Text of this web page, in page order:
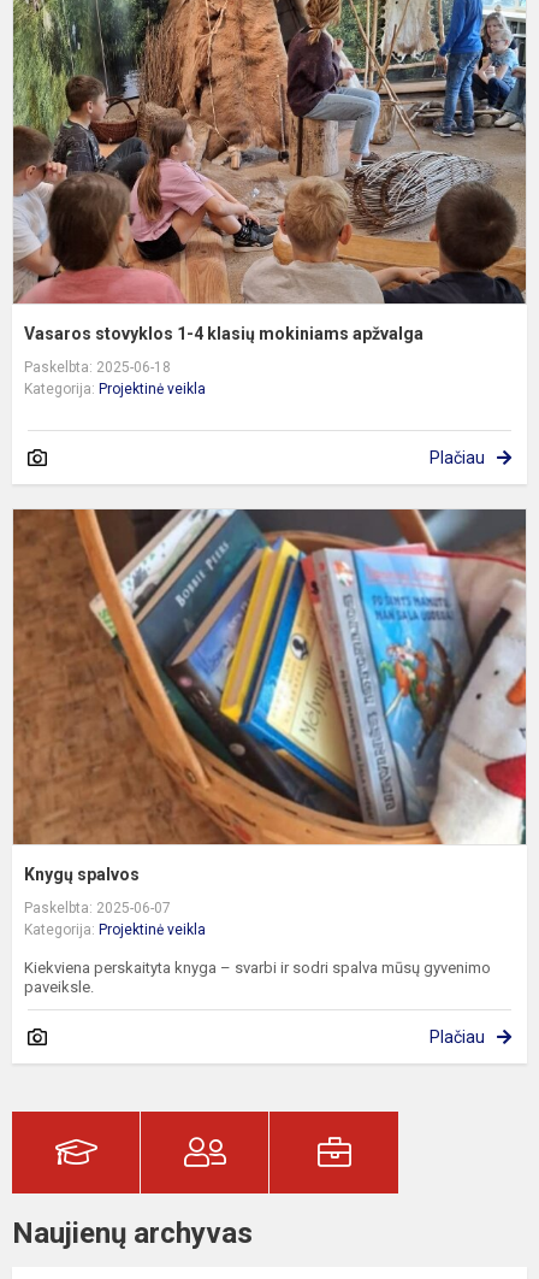
Vasaros stovyklos 1-4 klasių mokiniams apžvalga
Paskelbta: 2025-06-18
Kategorija: Projektinė veikla
Plačiau
Knygų spalvos
Paskelbta: 2025-06-07
Kategorija: Projektinė veikla
Kiekviena perskaityta knyga – svarbi ir sodri spalva mūsų gyvenimo
paveiksle.
Plačiau
Naujienų archyvas